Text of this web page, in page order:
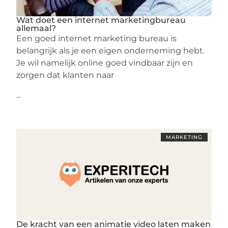
Wat doet een internet marketingbureau
allemaal?
Een goed internet marketing bureau is
belangrijk als je een eigen onderneming hebt.
Je wil namelijk online goed vindbaar zijn en
zorgen dat klanten naar
...
MARKETING
De kracht van een animatie video laten maken